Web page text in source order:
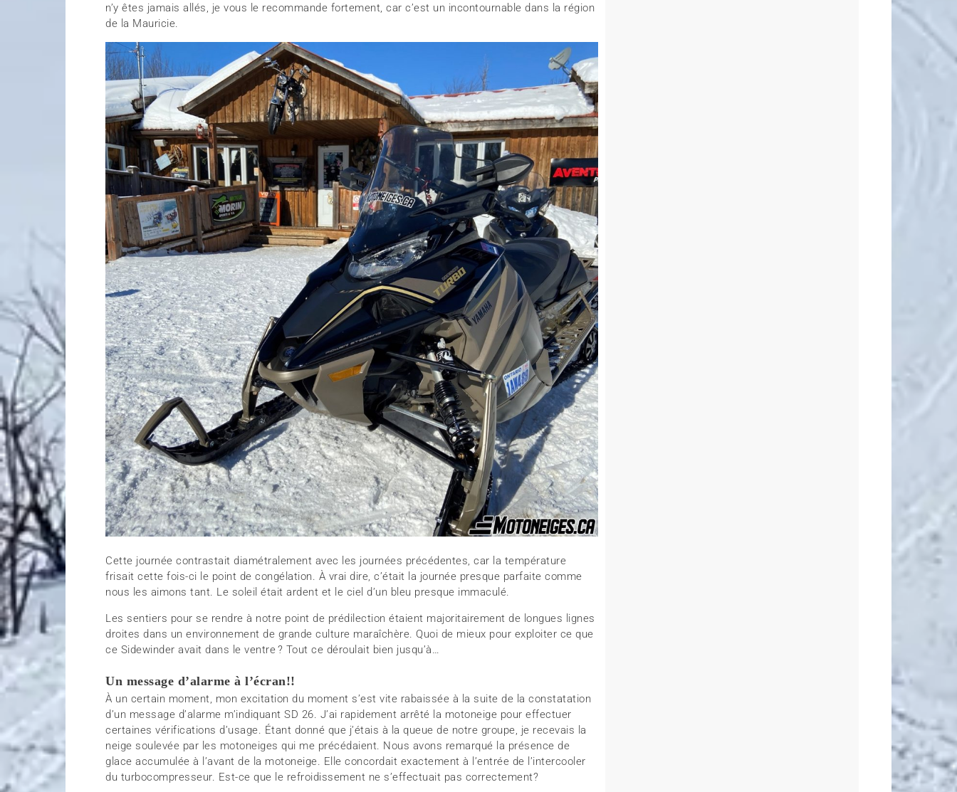
n’y êtes jamais allés, je vous le recommande fortement, car c’est un incontournable dans la région
de la Mauricie.
Cette journée contrastait diamétralement avec les journées précédentes, car la température
frisait cette fois-ci le point de congélation. À vrai dire, c’était la journée presque parfaite comme
nous les aimons tant. Le soleil était ardent et le ciel d’un bleu presque immaculé.
Les sentiers pour se rendre à notre point de prédilection étaient majoritairement de longues lignes
droites dans un environnement de grande culture maraîchère. Quoi de mieux pour exploiter ce que
ce Sidewinder avait dans le ventre ? Tout ce déroulait bien jusqu’à…
Un message d’alarme à l’écran!!
À un certain moment, mon excitation du moment s’est vite rabaissée à la suite de la constatation
d’un message d’alarme m’indiquant SD 26. J’ai rapidement arrêté la motoneige pour effectuer
certaines vérifications d’usage. Étant donné que j’étais à la queue de notre groupe, je recevais la
neige soulevée par les motoneiges qui me précédaient. Nous avons remarqué la présence de
glace accumulée à l’avant de la motoneige. Elle concordait exactement à l’entrée de l’intercooler
du turbocompresseur. Est-ce que le refroidissement ne s’effectuait pas correctement?